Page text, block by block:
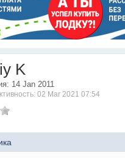
K
14 Jan 2011
02 Mar 2021 07:54